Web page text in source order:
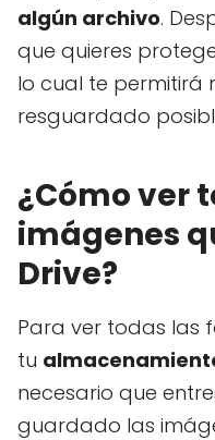
algún archivo.
que quieres
lo cual te permitirá
resguardado
¿Cómo ver
imágenes
Drive?
Para ver todas las
tu
necesario que
guardado las